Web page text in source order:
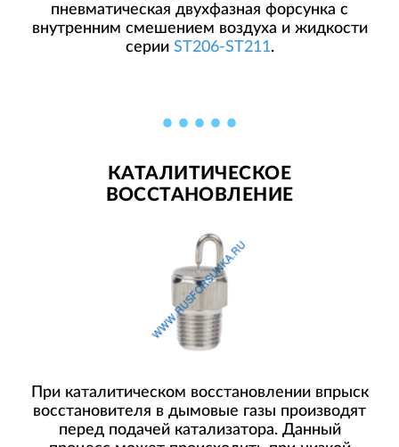
пневматическая двухфазная форсунка с
внутренним смешением воздуха и жидкости
серии ST206-ST211.
КАТАЛИТИЧЕСКОЕ
ВОССТАНОВЛЕНИЕ
При каталитическом восстановлении впрыск
восстановителя в дымовые газы производят
перед подачей катализатора. Данный